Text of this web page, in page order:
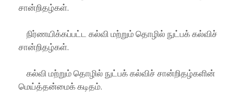
சான்றிதழ்கள்.
நிர்ணயிக்கப்பட்ட கல்வி மற்றும் தொழில் நுட்பக் கல்விச்
சான்றிதழ்கள்.
கல்வி மற்றும் தொழில் நுட்பக் கல்விச் சான்றிதழ்களின்
மெய்த்தன்மைக் கடிதம்.